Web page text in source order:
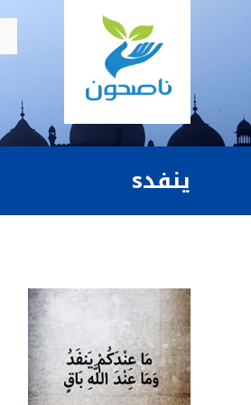
ينفدs